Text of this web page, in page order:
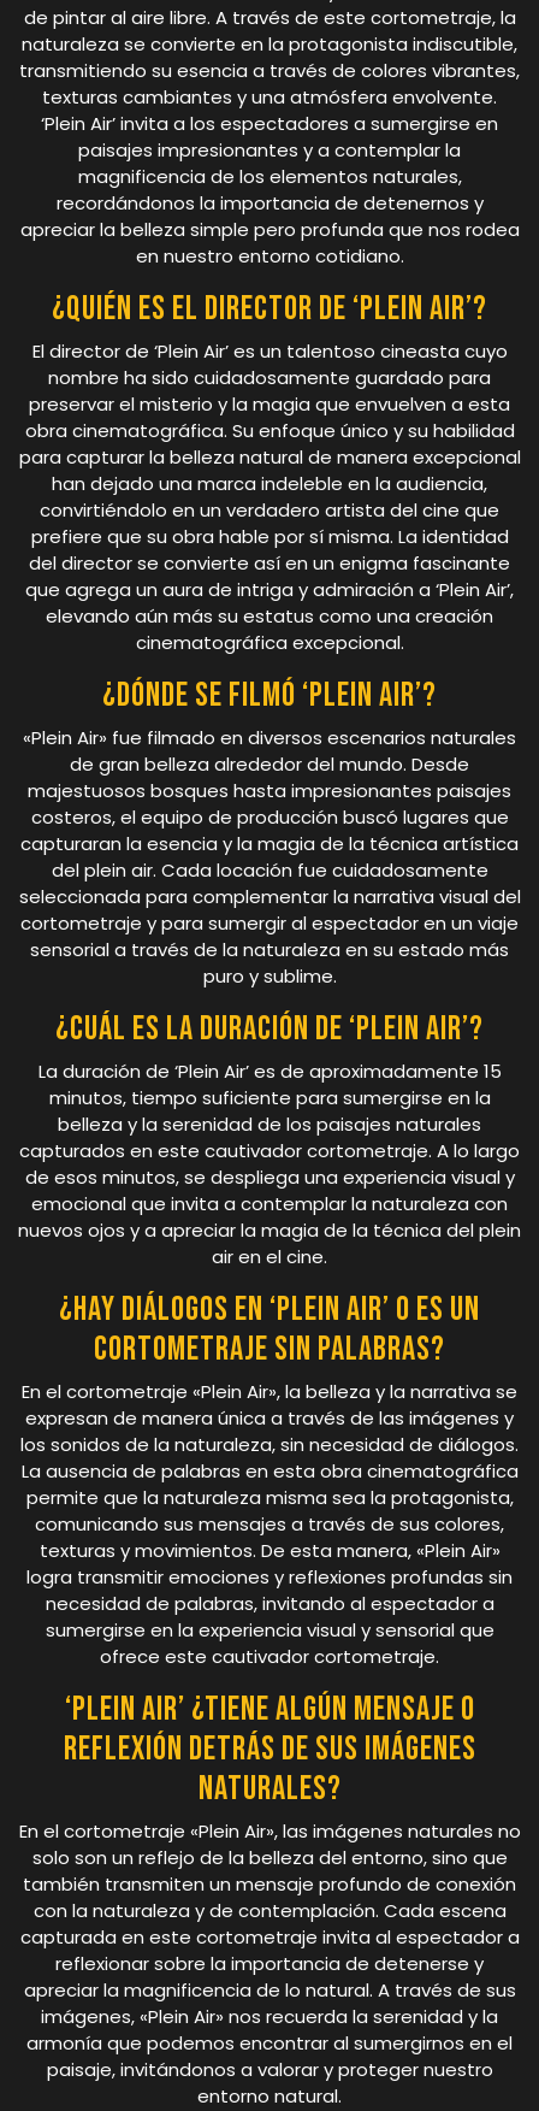
de pintar al aire libre. A través de este cortometraje, la
naturaleza se convierte en la protagonista indiscutible,
transmitiendo su esencia a través de colores vibrantes,
texturas cambiantes y una atmósfera envolvente.
‘Plein Air’ invita a los espectadores a sumergirse en
paisajes impresionantes y a contemplar la
magnificencia de los elementos naturales,
recordándonos la importancia de detenernos y
apreciar la belleza simple pero profunda que nos rodea
en nuestro entorno cotidiano.
¿Quién es el director de ‘Plein Air’?
El director de ‘Plein Air’ es un talentoso cineasta cuyo
nombre ha sido cuidadosamente guardado para
preservar el misterio y la magia que envuelven a esta
obra cinematográfica. Su enfoque único y su habilidad
para capturar la belleza natural de manera excepcional
han dejado una marca indeleble en la audiencia,
convirtiéndolo en un verdadero artista del cine que
prefiere que su obra hable por sí misma. La identidad
del director se convierte así en un enigma fascinante
que agrega un aura de intriga y admiración a ‘Plein Air’,
elevando aún más su estatus como una creación
cinematográfica excepcional.
¿Dónde se filmó ‘Plein Air’?
«Plein Air» fue filmado en diversos escenarios naturales
de gran belleza alrededor del mundo. Desde
majestuosos bosques hasta impresionantes paisajes
costeros, el equipo de producción buscó lugares que
capturaran la esencia y la magia de la técnica artística
del plein air. Cada locación fue cuidadosamente
seleccionada para complementar la narrativa visual del
cortometraje y para sumergir al espectador en un viaje
sensorial a través de la naturaleza en su estado más
puro y sublime.
¿Cuál es la duración de ‘Plein Air’?
La duración de ‘Plein Air’ es de aproximadamente 15
minutos, tiempo suficiente para sumergirse en la
belleza y la serenidad de los paisajes naturales
capturados en este cautivador cortometraje. A lo largo
de esos minutos, se despliega una experiencia visual y
emocional que invita a contemplar la naturaleza con
nuevos ojos y a apreciar la magia de la técnica del plein
air en el cine.
¿Hay diálogos en ‘Plein Air’ o es un
cortometraje sin palabras?
En el cortometraje «Plein Air», la belleza y la narrativa se
expresan de manera única a través de las imágenes y
los sonidos de la naturaleza, sin necesidad de diálogos.
La ausencia de palabras en esta obra cinematográfica
permite que la naturaleza misma sea la protagonista,
comunicando sus mensajes a través de sus colores,
texturas y movimientos. De esta manera, «Plein Air»
logra transmitir emociones y reflexiones profundas sin
necesidad de palabras, invitando al espectador a
sumergirse en la experiencia visual y sensorial que
ofrece este cautivador cortometraje.
‘Plein Air’ ¿tiene algún mensaje o
reflexión detrás de sus imágenes
naturales?
En el cortometraje «Plein Air», las imágenes naturales no
solo son un reflejo de la belleza del entorno, sino que
también transmiten un mensaje profundo de conexión
con la naturaleza y de contemplación. Cada escena
capturada en este cortometraje invita al espectador a
reflexionar sobre la importancia de detenerse y
apreciar la magnificencia de lo natural. A través de sus
imágenes, «Plein Air» nos recuerda la serenidad y la
armonía que podemos encontrar al sumergirnos en el
paisaje, invitándonos a valorar y proteger nuestro
entorno natural.